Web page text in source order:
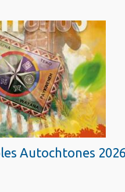
Autochtones